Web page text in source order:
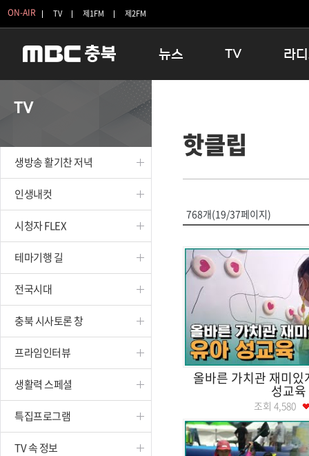
ON-AIR TV 제1FM 제2FM
뉴스
보은
옥천
TV
인생내컷
테마기행 길
시청자 FLEX
특집프로그램
종영프로그램
라
TV
생방송 활기찬 저녁
인생내컷
시청자 FLEX
테마기행 길
전국시대
충북 시사토론 창
프라임인터뷰
생활력 스페셜
특집프로그램
TV 속 정보
핫클립
768개(19/37페이지)
올바른 가치관 재미
성교육
조회 4,580